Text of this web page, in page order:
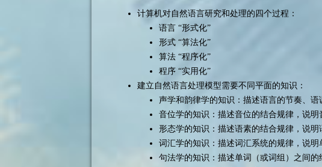
计算机对自然语言研究和处理的四个过程：
语言 “形式化”
形式 “算法化”
算法 “程序化”
程序 “实用化”
建立自然语言处理模型需要不同平面的知识：
声学和韵律学的知识：描述语言的节奏、
音位学的知识：描述音位的结合规律，说明
形态学的知识：描述语素的结合规律，说明
词汇学的知识：描述词汇系统的规律，说
句法学的知识：描述单词（或词组）之间